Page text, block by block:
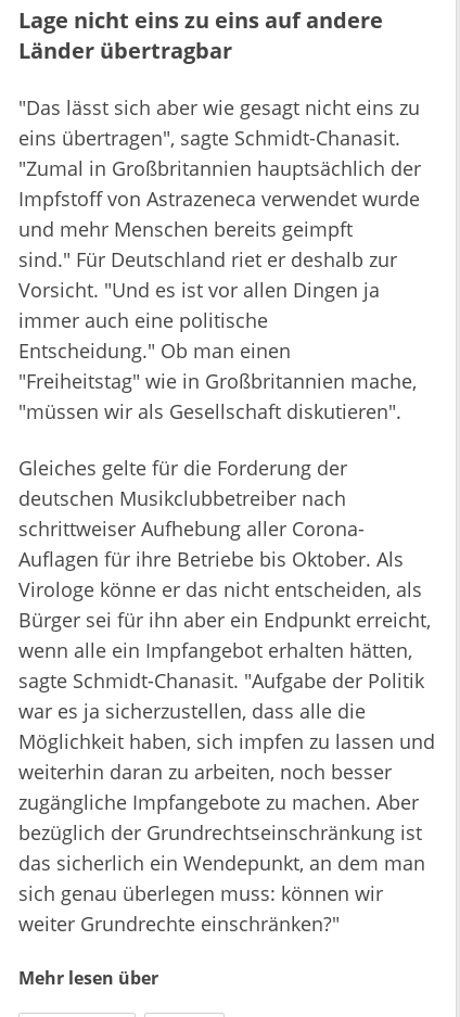
Lage nicht eins zu eins auf andere
Länder übertragbar
"Das lässt sich aber wie gesagt nicht eins zu
eins übertragen", sagte Schmidt-Chanasit.
"Zumal in Großbritannien hauptsächlich der
Impfstoff von Astrazeneca verwendet wurde
und mehr Menschen bereits geimpft
sind." Für Deutschland riet er deshalb zur
Vorsicht. "Und es ist vor allen Dingen ja
immer auch eine politische
Entscheidung." Ob man einen
"Freiheitstag" wie in Großbritannien mache,
"müssen wir als Gesellschaft diskutieren".
Gleiches gelte für die Forderung der
deutschen Musikclubbetreiber nach
schrittweiser Aufhebung aller Corona-
Auflagen für ihre Betriebe bis Oktober. Als
Virologe könne er das nicht entscheiden, als
Bürger sei für ihn aber ein Endpunkt erreicht,
wenn alle ein Impfangebot erhalten hätten,
sagte Schmidt-Chanasit. "Aufgabe der Politik
war es ja sicherzustellen, dass alle die
Möglichkeit haben, sich impfen zu lassen und
weiterhin daran zu arbeiten, noch besser
zugängliche Impfangebote zu machen. Aber
bezüglich der Grundrechtseinschränkung ist
das sicherlich ein Wendepunkt, an dem man
sich genau überlegen muss: können wir
weiter Grundrechte einschränken?"
Mehr lesen über